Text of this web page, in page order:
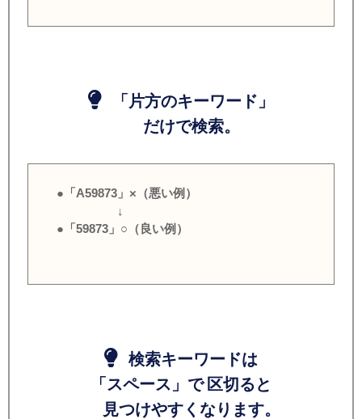
「片方のキーワード」
だけで検索。
●「A59873」×（悪い例）
↓
●「59873」○（良い例）
検索キーワードは
「スペース」で 区切ると
見つけやすくなります。